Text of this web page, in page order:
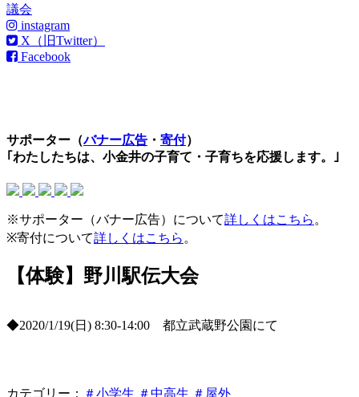
議会
instagram
X（旧Twitter）
Facebook
サポーター（バナー広告 ・ 寄付）
｢わたしたちは、小金井の子育て・子育ちを応援します。｣
※サポーター（バナー広告）について詳しくはこちら 。
※寄付について詳しくはこちら 。
【体験】野川駅伝大会
◆2020/1/19(日) 8:30-14:00 都立武蔵野公園にて
カテゴリー： ＃小学生 ＃中高生 ＃屋外